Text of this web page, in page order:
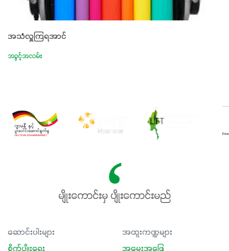
အသံလှူကြရအာင်
အခွင့်အလမ်း
မျိုးကောင်းမှ ပျိုးကောင်းမည်
ဆောင်းပါးများ
စိုက်ပျိုးရေး
အထူးကဏ္ဍများ
အမေးအဖြေ